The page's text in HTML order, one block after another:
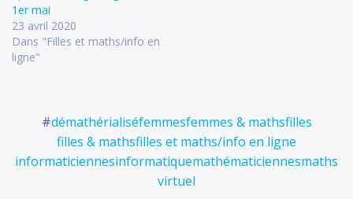
1er mai
23 avril 2020
Dans "Filles et maths/info en
ligne"
#démathérialiséfemmesfemmes & mathsfilles
filles & mathsfilles et maths/info en ligne
informaticiennesinformatiquemathématiciennesmaths
virtuel